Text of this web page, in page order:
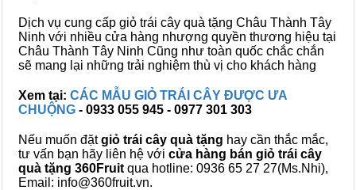
Dịch vụ cung cấp giỏ trái cây quà tặng Châu Thành Tây
Ninh với nhiều cửa hàng nhượng quyền thương hiệu tại
Châu Thành Tây Ninh Cũng như toàn quốc chắc chắn
sẽ mang lại những trải nghiệm thù vị cho khách hàng
Xem tại: CÁC MẪU GIỎ TRÁI CÂY ĐƯỢC ƯA
CHUỘNG - 0933 055 945 - 0977 301 303
Nếu muốn đặtgiỏ trái cây quà tặng hay cần thắc mắc,
tư vấn bạn hãy liên hệ với cửa hàng bán giỏ trái cây
quà tặng 360Fruit qua hotline: 0936 65 27 27(Ms.Nhi),
Email: info@360fruit.vn.